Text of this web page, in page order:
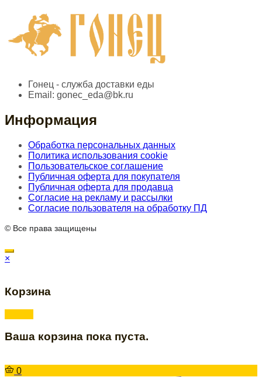
Гонец - служба доставки еды
Email: gonec_eda@bk.ru
Информация
Обработка персональных данных
Политика использования cookie
Пользовательское соглашение
Публичная оферта для покупателя
Публичная оферта для продавца
Согласие на рекламу и рассылки
Согласие пользователя на обработку ПД
© Все права защищены
×
Корзина
Ваша корзина пока пуста.
0